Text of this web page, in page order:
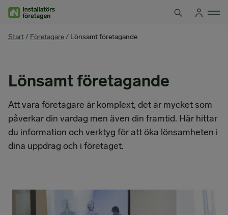
You
Start/ Företagare/ Lönsamt företagande
Lönsamt företagande
Att vara företagare är komplext, det är mycket som
påverkar din vardag men även din framtid. Här hittar
du information och verktyg för att öka lönsamheten i
dina uppdrag och i företaget.